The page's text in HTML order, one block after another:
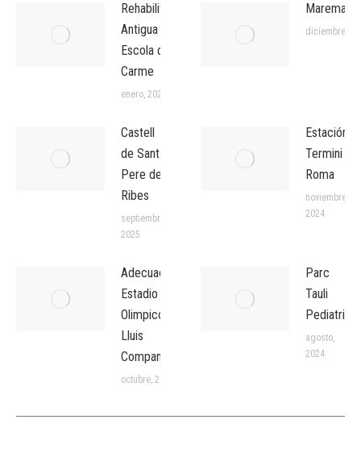
Rehabilitación
Antigua
Escola del
Carme
enero, 2026
diciembre,
Castell
de Sant
Pere de
Ribes
septiembre,
2025
Estación
Termini
Roma
noviembre,
2024
Adecuacion
Estadio
Olimpico
Lluis
Companys
octubre, 2024
Parc
Tauli
Pediatria
agosto,
2024